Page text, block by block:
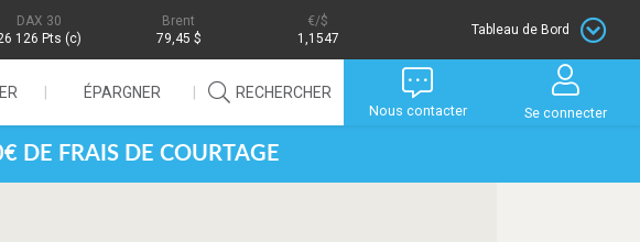
DAX 30
126 Pts (c)
Brent
79,45 $
/$
1,1547
Tableau de Bord
ÉPARGNER RECHERCHER
Nous contacter Se connecter
DE FRAIS DE COURTAGE